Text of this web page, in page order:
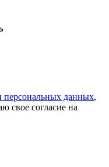
персональных данных,
свое согласие на